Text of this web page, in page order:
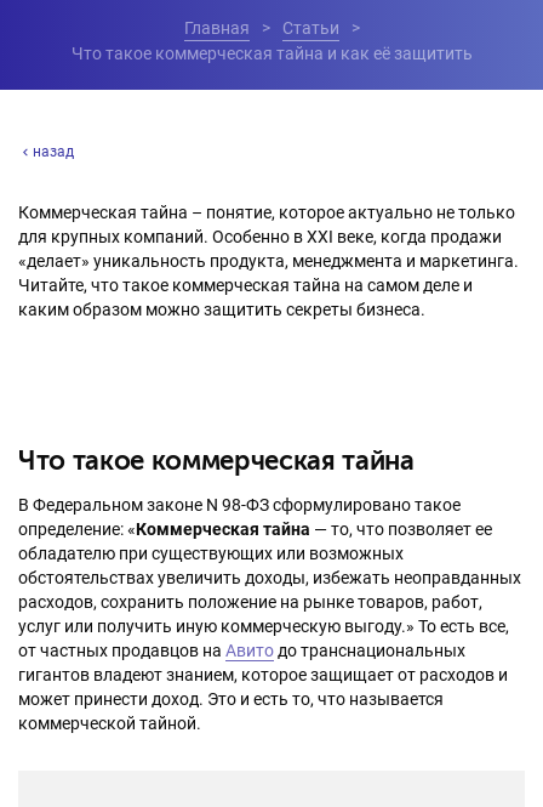
Главная
Статьи
Что такое коммерческая тайна и как её защитить
назад
Коммерческая тайна – понятие, которое актуально не только
для крупных компаний. Особенно в XXI веке, когда продажи
«делает» уникальность продукта, менеджмента и маркетинга.
Читайте, что такое коммерческая тайна на самом деле и
каким образом можно защитить секреты бизнеса.
Что такое коммерческая тайна
В Федеральном законе N 98-ФЗ сформулировано такое
определение: «Коммерческая тайна — то, что позволяет ее
обладателю при существующих или возможных
обстоятельствах увеличить доходы, избежать неоправданных
расходов, сохранить положение на рынке товаров, работ,
услуг или получить иную коммерческую выгоду.» То есть все,
от частных продавцов на Авито до транснациональных
гигантов владеют знанием, которое защищает от расходов и
может принести доход. Это и есть то, что называется
коммерческой тайной.